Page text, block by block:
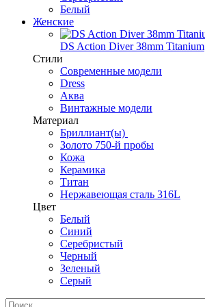
Белый
Женские
DS Action Diver 38mm Titanium
Стили
Современные модели
Dress
Аква
Винтажные модели
Материал
Бриллиант(ы)
Золото 750-й пробы
Кожа
Керамика
Титан
Нержавеющая сталь 316L
Цвет
Белый
Синий
Серебристый
Черный
Зеленый
Серый